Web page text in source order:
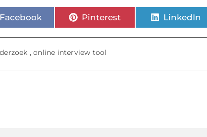
Facebook Pinterest LinkedIn
,online interview tool